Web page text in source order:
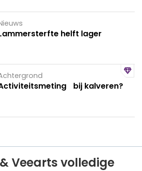
helft lager
bij kalveren?
Veearts volledige